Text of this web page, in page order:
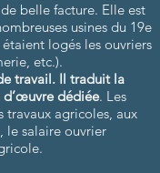
belle facture. Elle est
usines du 19e
logés les ouvriers
etc.).
travail. Il traduit la
d’œuvre dédiée. Les
agricoles, aux
le salaire ouvrier